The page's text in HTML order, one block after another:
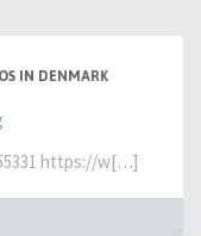
IN DENMARK
https://w[…]